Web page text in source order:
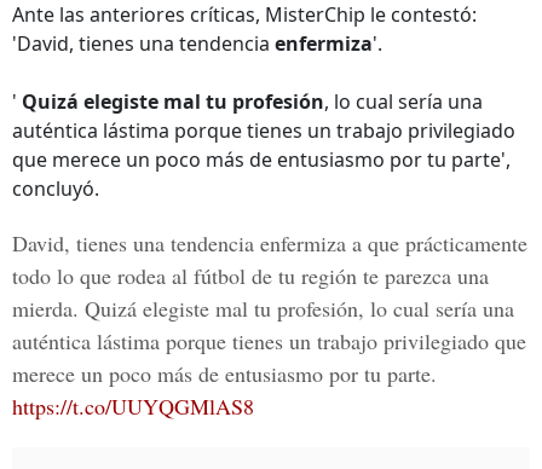
Ante las anteriores críticas, MisterChip le contestó:
'David, tienes una tendencia enfermiza'.
' Quizá elegiste mal tu profesión, lo cual sería una
auténtica lástima porque tienes un trabajo privilegiado
que merece un poco más de entusiasmo por tu parte',
concluyó.
David, tienes una tendencia enfermiza a que prácticamente
todo lo que rodea al fútbol de tu región te parezca una
mierda. Quizá elegiste mal tu profesión, lo cual sería una
auténtica lástima porque tienes un trabajo privilegiado que
merece un poco más de entusiasmo por tu parte.
https://t.co/UUYQGMlAS8